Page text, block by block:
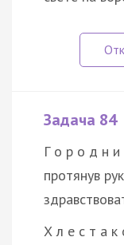
Задача 84
Г о р о д н и
протянув
Х л е с т а к